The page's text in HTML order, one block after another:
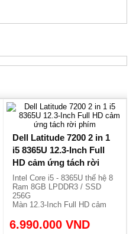
Dell Latitude 7200 2 in 1
i5 8365U 12.3-Inch Full
HD cảm ứng tách rời
phím
Intel Core i5 - 8365U thế hệ 8
Ram 8GB LPDDR3 / SSD
256G
Màn 12.3-Inch Full HD cảm
Phím tách rời màn hình, nhẹ
1.2kg.
6.990.000 VND